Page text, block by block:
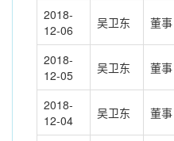
2018-
12-06
吴卫东 董事
2018-
12-05
吴卫东 董事
2018-
12-04
吴卫东 董事